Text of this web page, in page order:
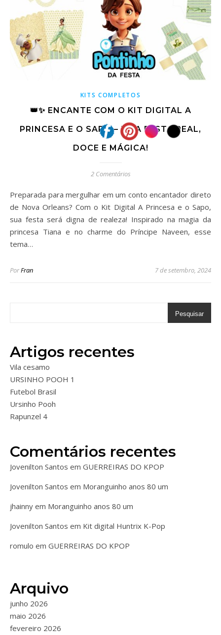
KITS COMPLETOS
👑✨ ENCANTE COM O KIT DIGITAL A
PRINCESA E O SAPO – UMA FESTA REAL,
DOCE E MÁGICA!
2 Comentários
Preparada para mergulhar em um conto encantador direto
de Nova Orleans? Com o Kit Digital A Princesa e o Sapo,
sua festa será digna de realeza! Inspirado na magia da
princesa Tiana e no charme do Príncipe Naveen, esse
tema…
PorFran 7 de setembro, 2024
Pesquisar
Artigos recentes
Vila cesamo
URSINHO POOH 1
Futebol Brasil
Ursinho Pooh
Rapunzel 4
Comentários recentes
Jovenilton Santos em GUERREIRAS DO KPOP
Jovenilton Santos em Moranguinho anos 80 um
jhainny em Moranguinho anos 80 um
Jovenilton Santos em Kit digital Huntrix K-Pop
romulo em GUERREIRAS DO KPOP
Arquivo
junho 2026
maio 2026
fevereiro 2026